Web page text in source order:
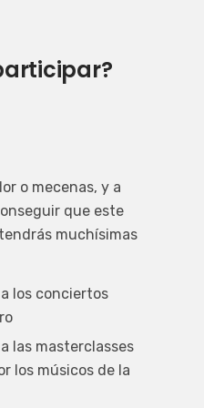
o mecenas, y a
que este
muchísimas
los conciertos
las masterclasses
los músicos de la